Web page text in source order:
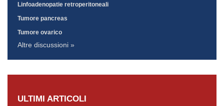
Linfoadenopatie retroperitoneali
Tumore pancreas
Tumore ovarico
Altre discussioni »
ULTIMI ARTICOLI